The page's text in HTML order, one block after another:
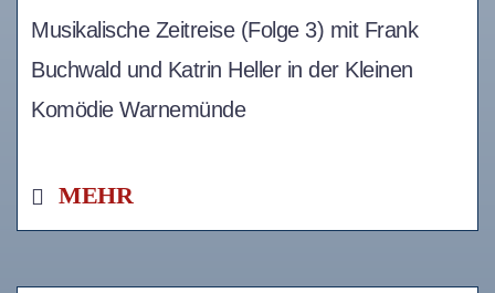
Musikalische Zeitreise (Folge 3) mit Frank
Buchwald und Katrin Heller in der Kleinen
Komödie Warnemünde
MEHR